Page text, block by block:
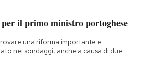
il primo ministro portoghese
una riforma importante e
nei sondaggi, anche a causa di due